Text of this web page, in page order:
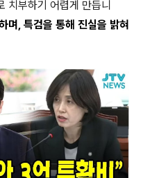
치부하기 어렵게 만듭니
며, 특검을 통해 진실을 밝혀